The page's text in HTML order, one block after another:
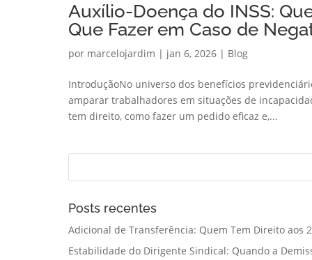
Auxílio-Doença do INSS:
Que Fazer em Caso de
por marcelojardim | jan 6, 2026 | Blog
IntroduçãoNo universo dos benefícios
amparar trabalhadores em situações de
tem direito, como fazer um pedido eficaz e,...
Posts recentes
Adicional de Transferência: Quem Tem Direito aos
Estabilidade do Dirigente Sindical: Quando a